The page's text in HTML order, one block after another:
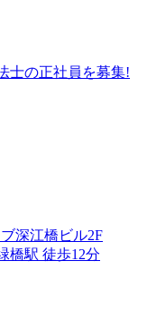
士の正社員を募集!
深江橋ビル2F
橋駅 徒歩12分